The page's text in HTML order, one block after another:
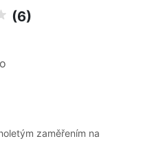
(6)
zaměřením na